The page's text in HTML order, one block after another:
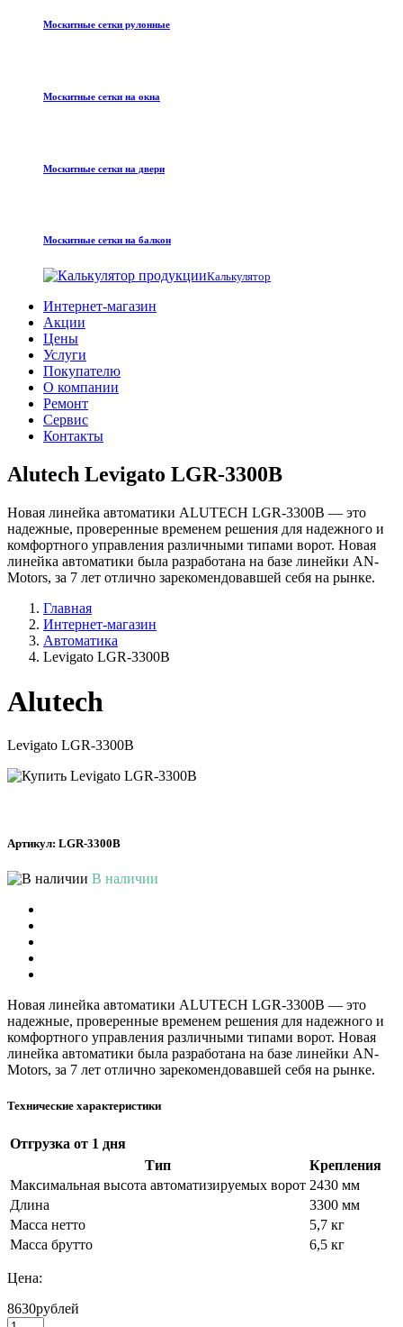
Москитные сетки рулонные
Москитные сетки на окна
Москитные сетки на двери
Москитные сетки на балкон
Калькулятор
Интернет-магазин
Акции
Цены
Услуги
Покупателю
О компании
Ремонт
Сервис
Контакты
Alutech Levigato LGR-3300B
Новая линейка автоматики ALUTECH LGR-3300B — это
надежные, проверенные временем решения для надежного и
комфортного управления различными типами ворот. Новая
линейка автоматики была разработана на базе линейки AN-
Motors, за 7 лет отлично зарекомендовавшей себя на рынке.
Главная
Интернет-магазин
Автоматика
Levigato LGR-3300B
Alutech
Levigato LGR-3300B
Артикул: LGR-3300B
В наличии
Новая линейка автоматики ALUTECH LGR-3300B — это
надежные, проверенные временем решения для надежного и
комфортного управления различными типами ворот. Новая
линейка автоматики была разработана на базе линейки AN-
Motors, за 7 лет отлично зарекомендовавшей себя на рынке.
Технические характеристики
Отгрузка от 1 дня
Тип
Крепления
Максимальная высота автоматизируемых ворот 2430 мм
Длина
3300 мм
Масса нетто
5,7 кг
Масса брутто
6,5 кг
Цена:
8630рублей